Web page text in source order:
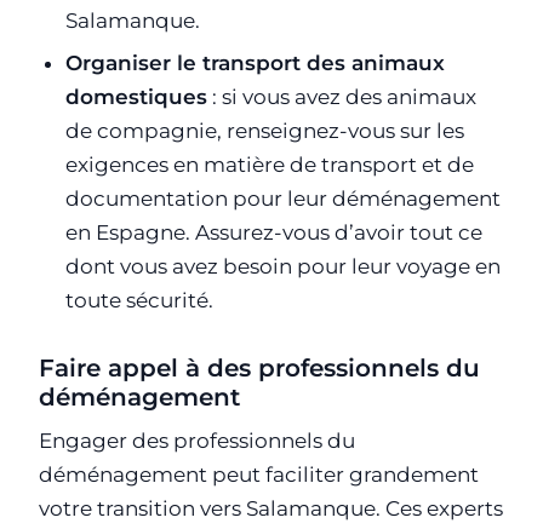
Salamanque.
Organiser le transport des animaux
domestiques : si vous avez des animaux
de compagnie, renseignez-vous sur les
exigences en matière de transport et de
documentation pour leur déménagement
en Espagne. Assurez-vous d’avoir tout ce
dont vous avez besoin pour leur voyage en
toute sécurité.
Faire appel à des professionnels du
déménagement
Engager des professionnels du
déménagement peut faciliter grandement
votre transition vers Salamanque. Ces experts